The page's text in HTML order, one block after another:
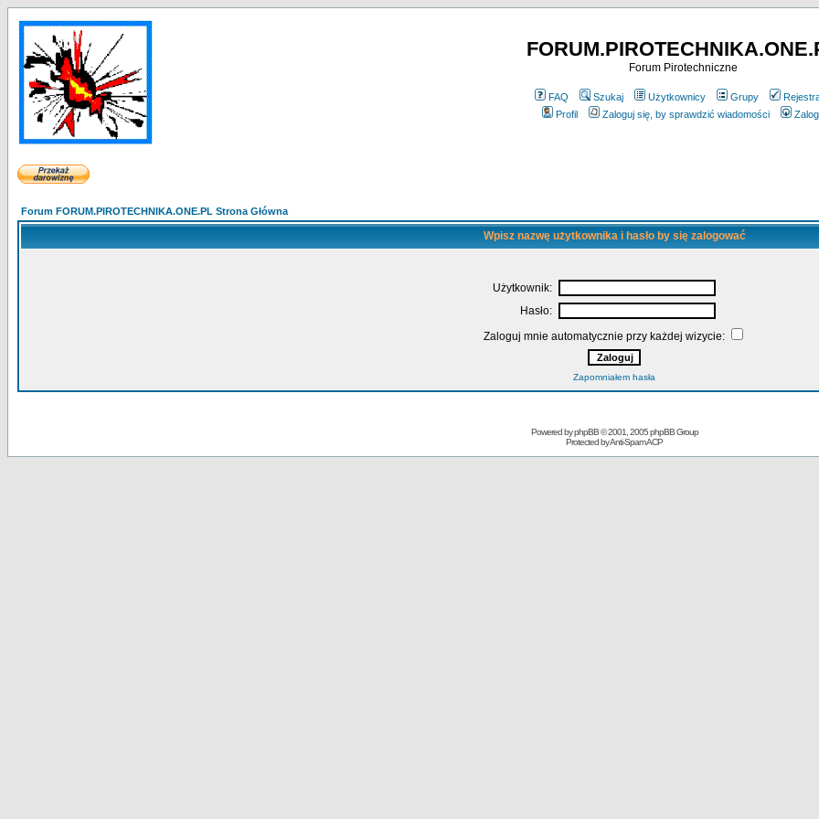
Forum Pirotechniczne
FAQ Szukaj Użytkownicy Grupy
Profil
Zaloguj się, by sprawdzić wiadomości
Forum FORUM.PIROTECHNIKA.ONE.PL Strona Główna
Wpisz nazwę użytkownika i hasło by się zalogować
Użytkownik:
Hasło:
Zaloguj mnie automatycznie przy każdej wizycie:
Zapomniałem hasła
Powered byphpBB© 2001, 2005 phpBB Group
Protected byAnti-Spam ACP